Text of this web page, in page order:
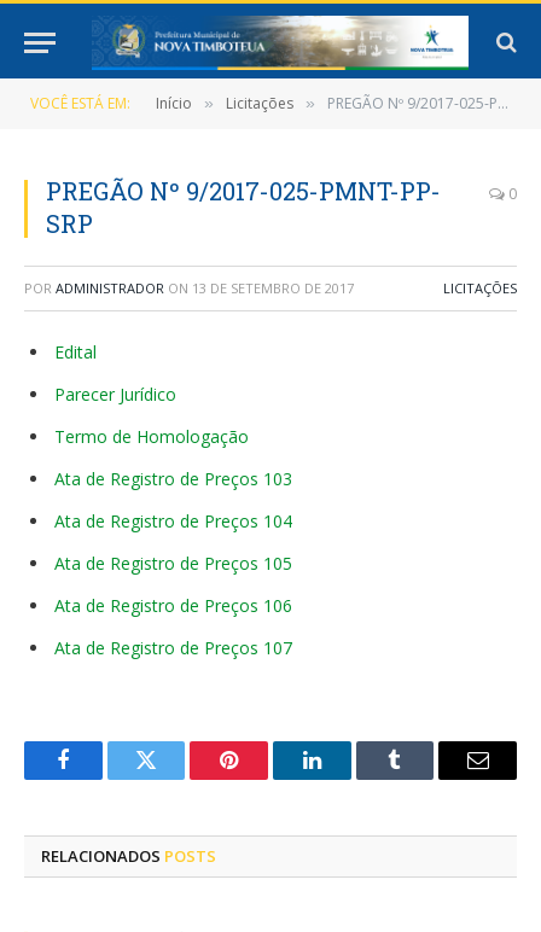
VOCÊ ESTÁ EM: Início » Licitações » PREGÃO Nº 9/2017-025-PMNT-PP-SRP
PREGÃO Nº 9/2017-025-PMNT-PP-
SRP
0
POR ADMINISTRADOR ON 13 DE SETEMBRO DE 2017 LICITAÇÕES
Edital
Parecer Jurídico
Termo de Homologação
Ata de Registro de Preços 103
Ata de Registro de Preços 104
Ata de Registro de Preços 105
Ata de Registro de Preços 106
Ata de Registro de Preços 107
FacebookTwitter Pinterest LinkedInTumblr
E-
RELACIONADOS POSTS